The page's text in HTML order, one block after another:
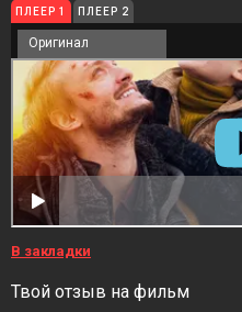
ПЛЕЕР 1 ПЛЕЕР 2
Оригинал
В закладки
Твой отзыв на фильм